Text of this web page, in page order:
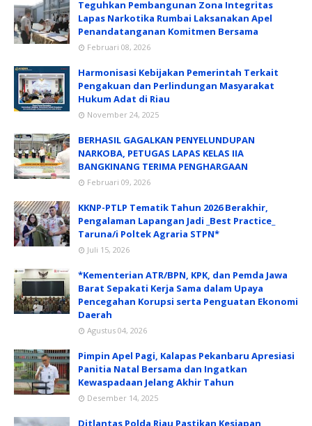
Teguhkan Pembangunan Zona Integritas
Lapas Narkotika Rumbai Laksanakan Apel
Penandatanganan Komitmen Bersama
Februari 08, 2026
Harmonisasi Kebijakan Pemerintah Terkait
Pengakuan dan Perlindungan Masyarakat
Hukum Adat di Riau
November 24, 2025
BERHASIL GAGALKAN PENYELUNDUPAN
NARKOBA, PETUGAS LAPAS KELAS IIA
BANGKINANG TERIMA PENGHARGAAN
Februari 09, 2026
KKNP-PTLP Tematik Tahun 2026 Berakhir,
Pengalaman Lapangan Jadi _Best Practice_
Taruna/i Poltek Agraria STPN*
Juli 15, 2026
*Kementerian ATR/BPN, KPK, dan Pemda Jawa
Barat Sepakati Kerja Sama dalam Upaya
Pencegahan Korupsi serta Penguatan Ekonomi
Daerah
Agustus 04, 2026
Pimpin Apel Pagi, Kalapas Pekanbaru Apresiasi
Panitia Natal Bersama dan Ingatkan
Kewaspadaan Jelang Akhir Tahun
Desember 14, 2025
Ditlantas Polda Riau Pastikan Kesiapan